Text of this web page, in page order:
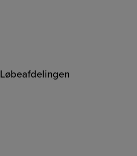
Løbeafdelingen